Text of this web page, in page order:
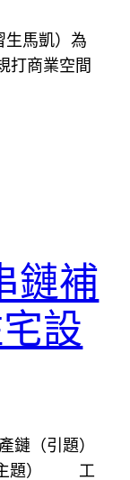
生馬凱）為
打商業空間
鏈補
設
（引題）
主題） 工